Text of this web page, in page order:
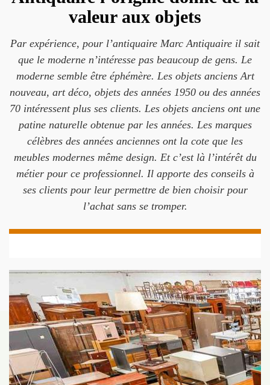
valeur aux objets
Par expérience, pour l’antiquaire Marc Antiquaire il sait
que le moderne n’intéresse pas beaucoup de gens. Le
moderne semble être éphémère. Les objets anciens Art
nouveau, art déco, objets des années 1950 ou des années
70 intéressent plus ses clients. Les objets anciens ont une
patine naturelle obtenue par les années. Les marques
célèbres des années anciennes ont la cote que les
meubles modernes même design. Et c’est là l’intérêt du
métier pour ce professionnel. Il apporte des conseils à
ses clients pour leur permettre de bien choisir pour
l’achat sans se tromper.